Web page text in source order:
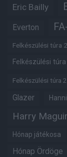
Eric Bailly
Everton
Felkészülési túra
Felkészülési
Felkészülési túra
Glazer
Harry
Hónap játékosa
Hónap Ördöge